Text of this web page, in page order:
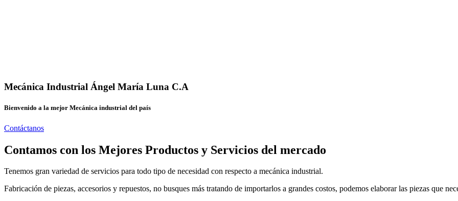
Mecánica Industrial Ángel María Luna C.A
Bienvenido a la mejor Mecánica industrial del país
Contáctanos
Contamos con los Mejores Productos y Servicios del mercado
Tenemos gran variedad de servicios para todo tipo de necesidad con respecto a mecánica industrial.
Fabricación de piezas, accesorios y repuestos, no busques más tratando de importarlos a grandes costos, podemos elaborar las piezas que